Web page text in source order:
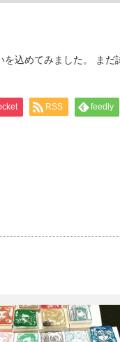
込めてみました。 まだ
RSS feedly